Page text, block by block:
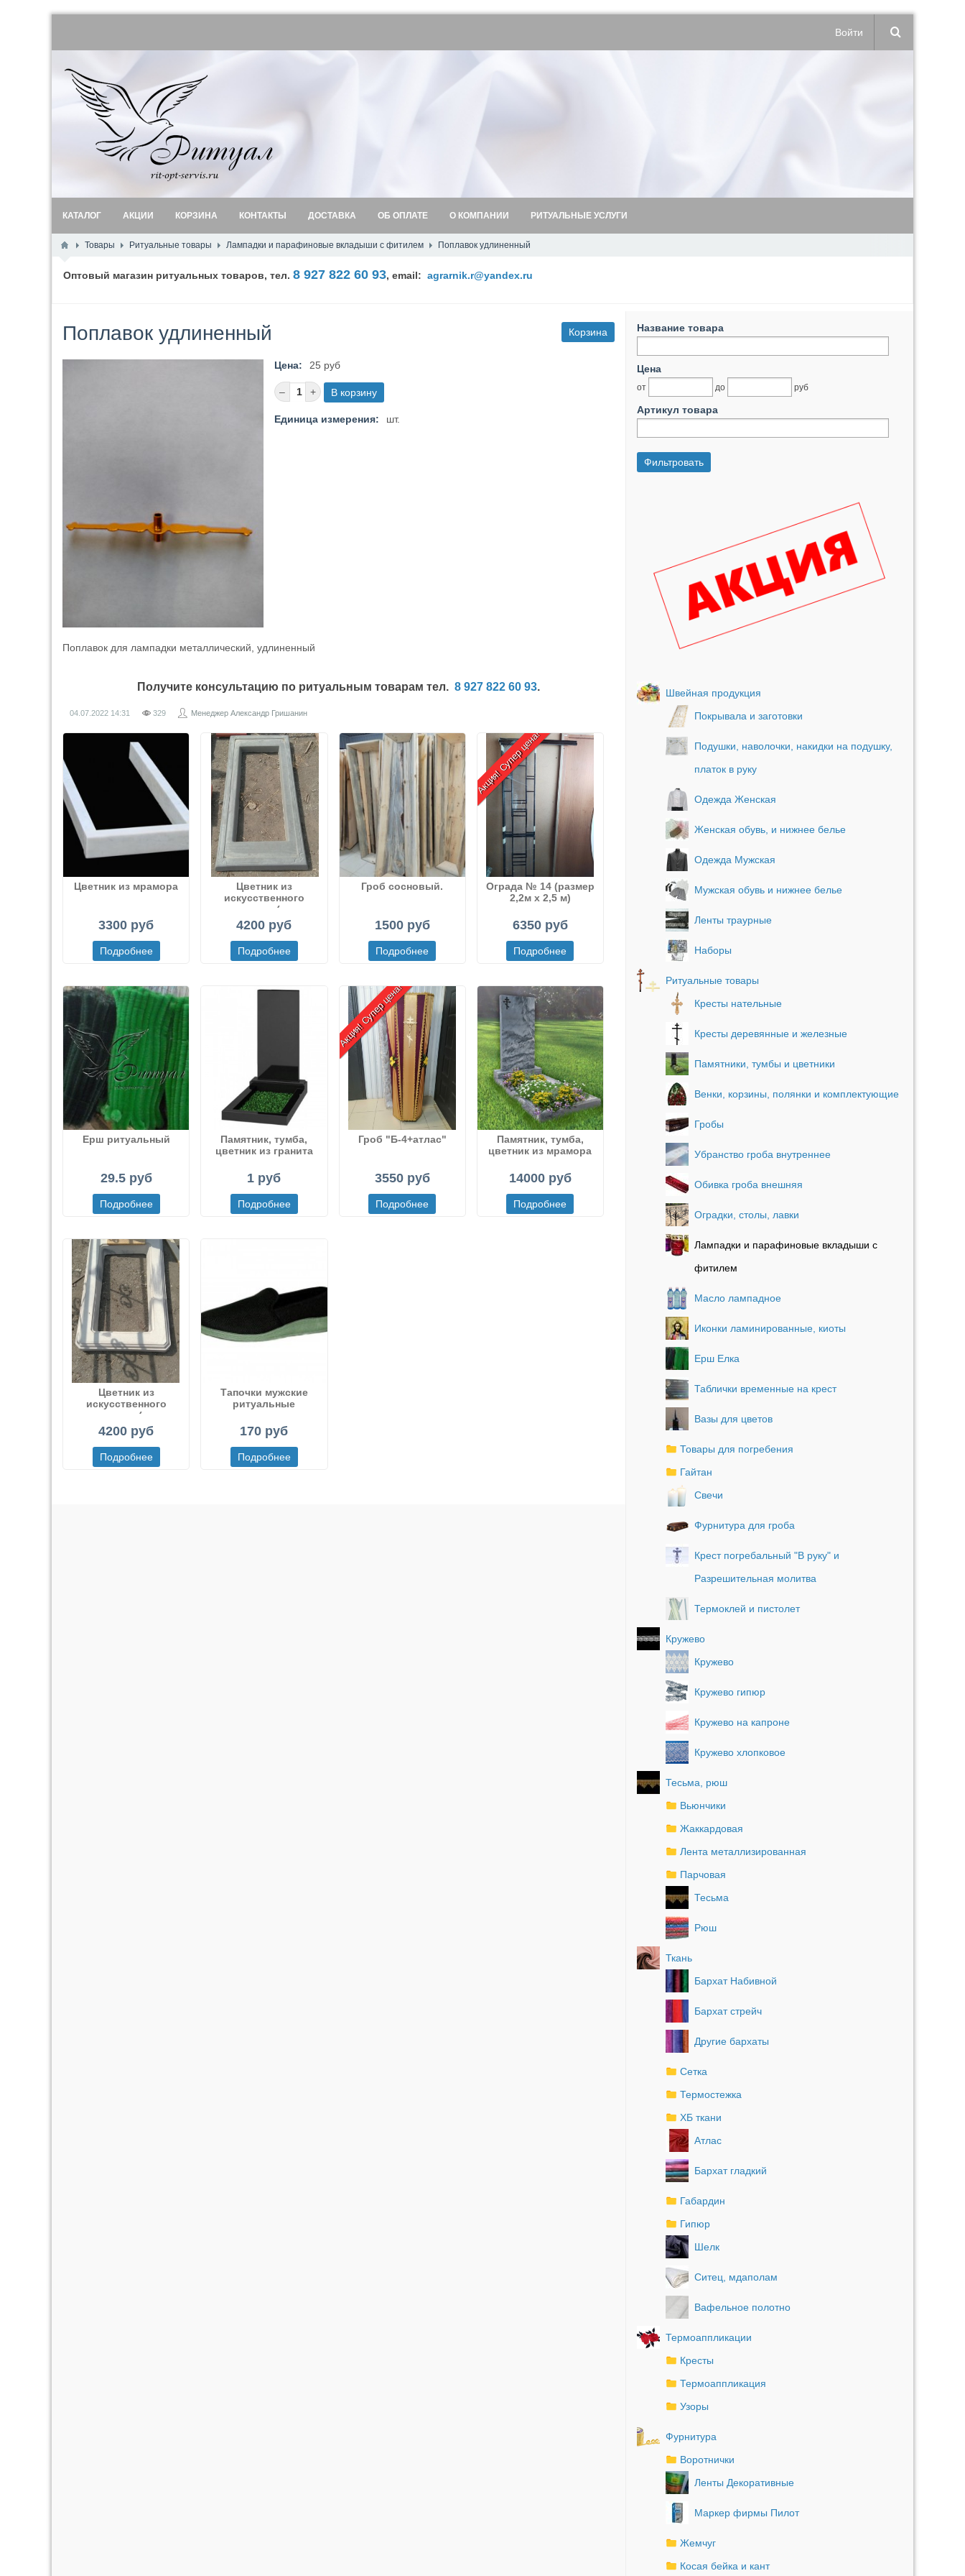
Войти
КАТАЛОГ АКЦИИ КОРЗИНА КОНТАКТЫ ДОСТАВКА ОБ ОПЛАТЕ О КОМПАНИИ РИТУАЛЬНЫЕ УСЛУГИ
Товары Ритуальные товары Лампадки и парафиновые вкладыши с фитилем Поплавок удлиненный
Оптовый магазин ритуальных товаров, тел. 8 927 822 60 93, email: agrarnik.r@yandex.ru
Корзина
Поплавок удлиненный
Цена: 25 руб
Единица измерения: шт.
Поплавок для лампадки металлический, удлиненный
Получите консультацию по ритуальным товарам тел. 8 927 822 60 93.
04.07.2022 14:31 329 Менеджер Александр Гришанин
Цветник из мрамора
3300 руб
Цветник из
искусственного
мрамора (или
декоративного бетона)
4200 руб
Гроб сосновый.
1500 руб
Акция! Супер цена!
Ограда № 14 (размер
2,2м х 2,5 м)
6350 руб
Ерш ритуальный
29.5 руб
Памятник, тумба,
цветник из гранита
1 руб
Акция! Супер цена!
Гроб "Б-4+атлас"
3550 руб
Памятник, тумба,
цветник из мрамора
(Полевского)
14000 руб
Цветник из
искусственного
мрамора (или
декоративного бетона)
4200 руб
Тапочки мужские
ритуальные
170 руб
Название товара
Цена
от до руб
Артикул товара
Швейная продукция
Покрывала и заготовки
Подушки, наволочки, накидки на подушку,
платок в руку
Одежда Женская
Женская обувь, и нижнее белье
Одежда Мужская
Мужская обувь и нижнее белье
Ленты траурные
Наборы
Ритуальные товары
Кресты нательные
Кресты деревянные и железные
Памятники, тумбы и цветники
Венки, корзины, полянки и комплектующие
Гробы
Убранство гроба внутреннее
Обивка гроба внешняя
Оградки, столы, лавки
Лампадки и парафиновые вкладыши с
фитилем
Масло лампадное
Иконки ламинированные, киоты
Ерш Елка
Таблички временные на крест
Вазы для цветов
Товары для погребения
Гайтан
Свечи
Фурнитура для гроба
Крест погребальный "В руку" и
Разрешительная молитва
Термоклей и пистолет
Кружево
Кружево
Кружево гипюр
Кружево на капроне
Кружево хлопковое
Тесьма, рюш
Вьюнчики
Жаккардовая
Лента металлизированная
Парчовая
Тесьма
Рюш
Ткань
Бархат Набивной
Бархат стрейч
Другие бархаты
Сетка
Термостежка
ХБ ткани
Атлас
Бархат гладкий
Габардин
Гипюр
Шелк
Ситец, мдаполам
Вафельное полотно
Термоаппликации
Кресты
Термоаппликация
Узоры
Фурнитура
Воротнички
Ленты Декоративные
Маркер фирмы Пилот
Жемчуг
Косая бейка и кант